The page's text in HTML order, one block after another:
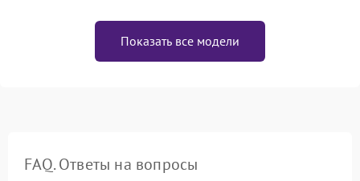
Показать все модели
FAQ. Ответы на вопросы